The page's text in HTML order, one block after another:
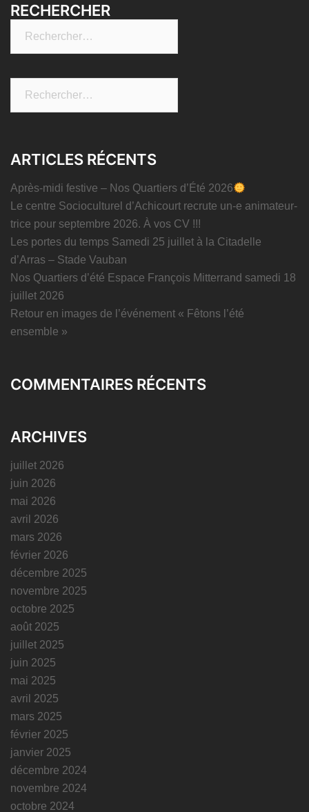
RECHERCHER
ARTICLES RÉCENTS
Après-midi festive – Nos Quartiers d’Été 2026
Le centre Socioculturel d’Achicourt recrute un-e animateur-
trice pour septembre 2026. À vos CV !!!
Les portes du temps Samedi 25 juillet à la Citadelle
d’Arras – Stade Vauban
Nos Quartiers d’été Espace François Mitterrand samedi 18
juillet 2026
Retour en images de l’événement « Fêtons l’été
ensemble »
COMMENTAIRES RÉCENTS
ARCHIVES
juillet 2026
juin 2026
mai 2026
avril 2026
mars 2026
février 2026
décembre 2025
novembre 2025
octobre 2025
août 2025
juillet 2025
juin 2025
mai 2025
avril 2025
mars 2025
février 2025
janvier 2025
décembre 2024
novembre 2024
octobre 2024